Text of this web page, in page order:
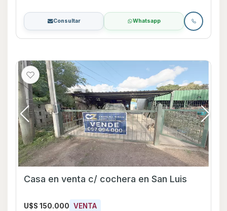
Consultar Whatsapp
Casa en venta c/ cochera en San Luis
U$S 150.000 VENTA